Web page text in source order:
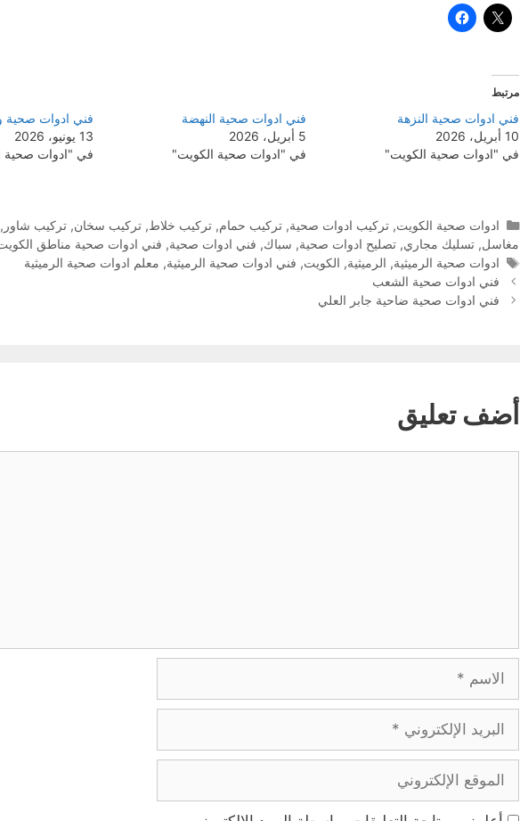
مرتبط
فني ادوات صحية النزهة
10 أبريل، 2026
في "ادوات صحية الكويت"
فني ادوات صحية النهضة
5 أبريل، 2026
في "ادوات صحية الكويت"
فني ادوات صحية
13 يونيو، 2026
في "ادوات صحية
التصنيفات
ادوات صحية الكويت, تركيب ادوات صحية, تركيب حمام, تركيب خلاط, تركيب سخان, تركيب شاور ,
مغاسل, تسليك مجاري, تصليح ادوات صحية, سباك, فني ادوات صحية, فني ادوات صحية مناطق
الوسوم
ادوات صحية الرميثية, الرميثية, الكويت, فني ادوات صحية الرميثية, معلم ادوات صحية الرميثية
فني ادوات صحية الشعب
فني ادوات صحية ضاحية جابر العلي
أضف تعليق
الاسم
البريد
الإلكتروني
الموقع
الإلكتروني